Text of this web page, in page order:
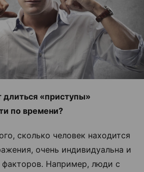
длиться «приступы»
по времени?
сколько человек находится
очень индивидуальна и
факторов. Например, люди с